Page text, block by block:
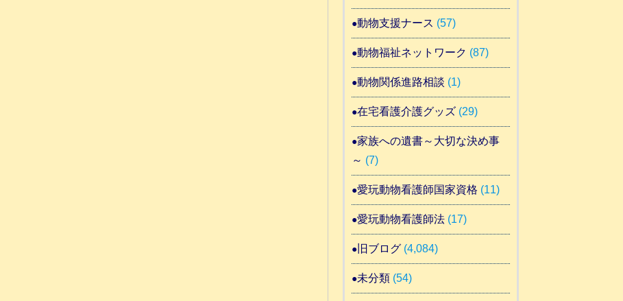
動物支援ナース (57)
動物福祉ネットワーク (87)
動物関係進路相談 (1)
在宅看護介護グッズ(29)
家族への遺書～大切な決め事
～ (7)
愛玩動物看護師国家資格 (11)
愛玩動物看護師法(17)
旧ブログ(4,084)
未分類(54)